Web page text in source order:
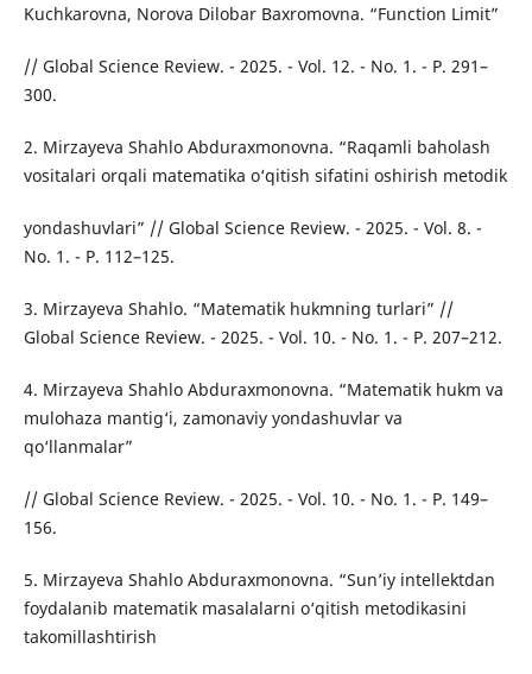
Kuchkarovna, Norova Dilobar Baxromovna. “Function Limit”
// Global Science Review. - 2025. - Vol. 12. - No. 1. - P. 291–
300.
2. Mirzayeva Shahlo Abduraxmonovna. “Raqamli baholash
vositalari orqali matematika o‘qitish sifatini oshirish metodik
yondashuvlari” // Global Science Review. - 2025. - Vol. 8. -
No. 1. - P. 112–125.
3. Mirzayeva Shahlo. “Matematik hukmning turlari” //
Global Science Review. - 2025. - Vol. 10. - No. 1. - P. 207–212.
4. Mirzayeva Shahlo Abduraxmonovna. “Matematik hukm va
mulohaza mantig‘i, zamonaviy yondashuvlar va
qo‘llanmalar”
// Global Science Review. - 2025. - Vol. 10. - No. 1. - P. 149–
156.
5. Mirzayeva Shahlo Abduraxmonovna. “Sun’iy intellektdan
foydalanib matematik masalalarni o‘qitish metodikasini
takomillashtirish